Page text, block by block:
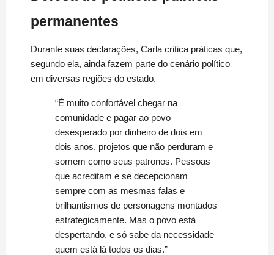
permanentes
Durante suas declarações, Carla critica práticas que,
segundo ela, ainda fazem parte do cenário político
em diversas regiões do estado.
“É muito confortável chegar na
comunidade e pagar ao povo
desesperado por dinheiro de dois em
dois anos, projetos que não perduram e
somem como seus patronos. Pessoas
que acreditam e se decepcionam
sempre com as mesmas falas e
brilhantismos de personagens montados
estrategicamente. Mas o povo está
despertando, e só sabe da necessidade
quem está lá todos os dias.”